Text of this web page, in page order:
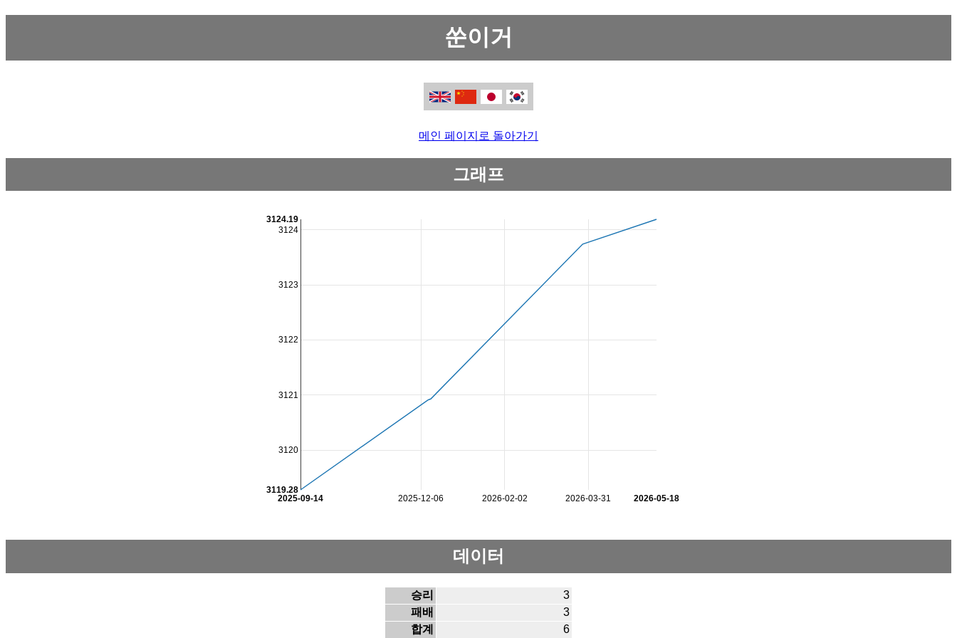
쑨이거
메인 페이지로 돌아가기
그래프
2025-12-06 2026-02-02 2026-03-31
2025-09-14 2026-05-18
3120
3121
3122
3123
3124
3119.28
3124.19
데이터
승리
3
패배
3
합계
6